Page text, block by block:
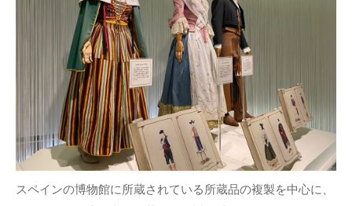
スペインの博物館に所蔵されている所蔵品の複製を中心に、